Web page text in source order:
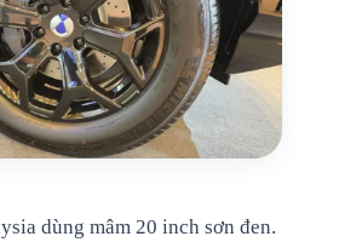
dùng mâm 20 inch sơn đen.